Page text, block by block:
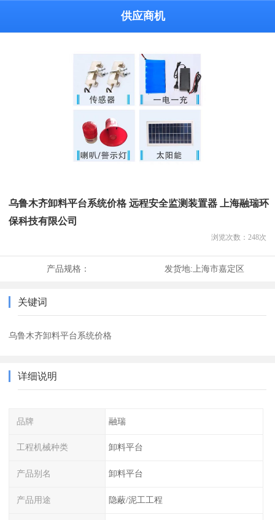
供应商机
乌鲁木齐卸料平台系统价格 远程安全监测装置器 上海融瑞环
保科技有限公司
浏览次数： 248次
产品规格： 发货地:上海市嘉定区
关键词
乌鲁木齐卸料平台系统价格
详细说明
品牌 融瑞
工程机械种类 卸料平台
产品别名 卸料平台
产品用途 隐蔽/泥工工程